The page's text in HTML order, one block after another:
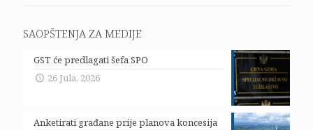
SAOPŠTENJA ZA MEDIJE
GST će predlagati šefa SPO
26 Jula, 2026
Anketirati građane prije planova koncesija